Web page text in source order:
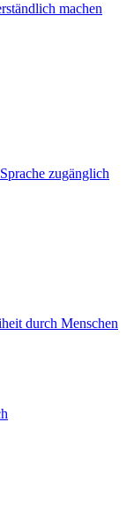
machen
zugänglich
durch Menschen